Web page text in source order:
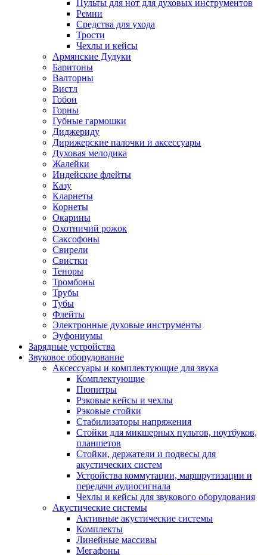
Пульты для нот для духовых инструментов
Ремни
Средства для ухода
Трости
Чехлы и кейсы
Армянские Дудуки
Баритоны
Валторны
Вистл
Гобои
Горны
Губные гармошки
Диджериду
Дирижерские палочки и аксессуары
Духовая мелодика
Жалейки
Индейские флейты
Казу
Кларнеты
Корнеты
Окарины
Охотничий рожок
Саксофоны
Свирели
Свистки
Теноры
Тромбоны
Трубы
Тубы
Флейты
Электронные духовые инструменты
Эуфониумы
Зарядные устройства
Звуковое оборудование
Аксессуары и комплектующие для звука
Комплектующие
Пюпитры
Рэковые кейсы и чехлы
Рэковые стойки
Стабилизаторы напряжения
Стойки для микшерных пультов, ноутбуков,
планшетов
Стойки, держатели и подвесы для
акустических систем
Устройства коммутации, маршрутизации и
передачи аудиосигнала
Чехлы и кейсы для звукового оборудования
Акустические системы
Активные акустические системы
Комплекты
Линейные массивы
Мегафоны